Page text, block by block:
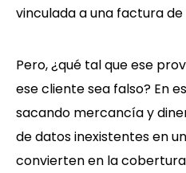
vinculada a una factura de
Pero, ¿qué tal que ese
ese cliente sea falso? En
sacando mercancía y
de datos inexistentes en
convierten en la